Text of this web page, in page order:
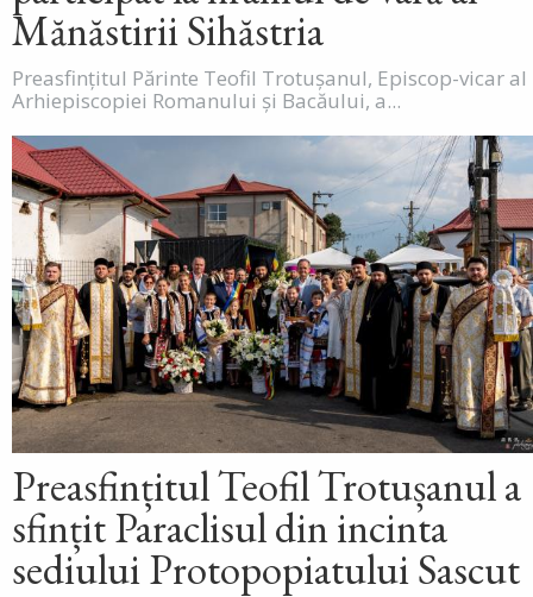
Mănăstirii Sihăstria
Preasfințitul Părinte Teofil Trotușanul, Episcop-vicar al
Arhiepiscopiei Romanului și Bacăului, a...
Preasfințitul Teofil Trotușanul a
sfințit Paraclisul din incinta
sediului Protopopiatului Sascut